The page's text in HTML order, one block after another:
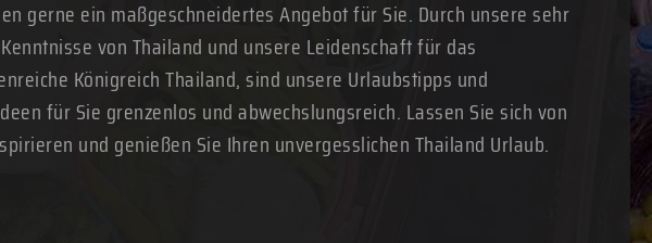
gerne ein maßgeschneidertes Angebot für Sie. Durch unsere sehr
von Thailand und unsere Leidenschaft für das
Königreich Thailand, sind unsere Urlaubstipps und
für Sie grenzenlos und abwechslungsreich. Lassen Sie sich von
und genießen Sie Ihren unvergesslichen Thailand Urlaub.